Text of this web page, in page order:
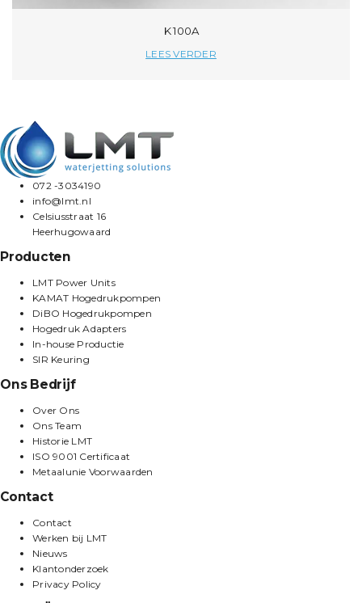
K 100A
LEES VERDER
072 -3034190
info@lmt.nl
Celsiusstraat 16
Heerhugowaard
Producten
LMT Power Units
KAMAT Hogedrukpompen
DiBO Hogedrukpompen
Hogedruk Adapters
In-house Productie
SIR Keuring
Ons Bedrijf
Over Ons
Ons Team
Historie LMT
ISO 9001 Certificaat
Metaalunie Voorwaarden
Contact
Contact
Werken bij LMT
Nieuws
Klantonderzoek
Privacy Policy